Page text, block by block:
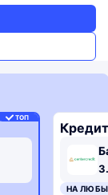
ТОП
НА